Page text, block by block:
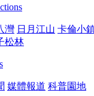
灣 日月江山 卡倫小
松林
媒體報道 科普園地